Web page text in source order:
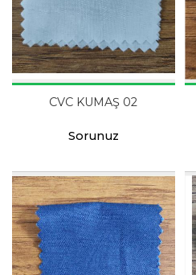
CVC KUMAŞ 02
Sorunuz